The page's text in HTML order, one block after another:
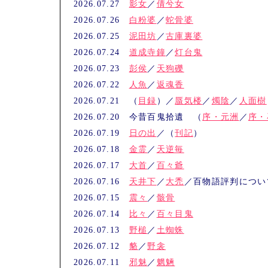
2026.07.27 影女 ／ 倩兮女
2026.07.26 白粉婆 ／蛇骨婆
2026.07.25 泥田坊 ／古庫裏婆
2026.07.24 道成寺鐘 ／灯台鬼
2026.07.23 彭侯 ／ 天狗礫
2026.07.22
人魚 ／ 返魂香
2026.07.21 （ 目録 ）／ 蜃気楼 ／ 燭陰 ／ 人面樹
2026.07.20 今昔百鬼拾遺 （ 序・元洲 ／ 序・
2026.07.19
日の出 ／（刊記 ）
2026.07.18 金霊 ／ 天逆毎
2026.07.17 大首 ／ 百々爺
2026.07.16 天井下 ／ 大禿 ／百物語評判につい
2026.07.15 震々 ／ 骸骨
2026.07.14
比々 ／ 百々目鬼
2026.07.13 野槌 ／ 土蜘蛛
2026.07.12 貉 ／ 野衾
2026.07.11 邪魅 ／ 魍魎